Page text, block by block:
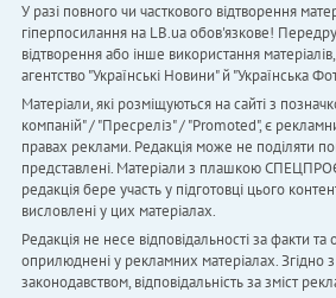
У разі повного чи часткового відтворення
гіперпосилання на LB.ua обов'язкове!
відтворення або інше використання
агентство "Українськi Новини" й "Українська
Матеріали, які розміщуються на сайті з
компаній" / "Пресреліз" / "Promoted", є
правах реклами. Редакція може не поділяти
представлені. Матеріали з плашкою
редакція бере участь у підготовці цього
висловлені у цих матеріалах.
Редакція не несе відповідальності за факти та
оприлюднені у рекламних матеріалах. Згідно
законодавством, відповідальність за зміст